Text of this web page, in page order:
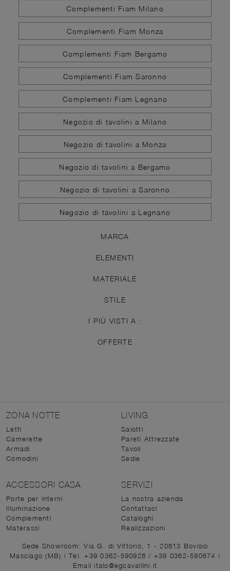
Complementi Fiam Milano
Complementi Fiam Monza
Complementi Fiam Bergamo
Complementi Fiam Saronno
Complementi Fiam Legnano
Negozio di tavolini a Milano
Negozio di tavolini a Monza
Negozio di tavolini a Bergamo
Negozio di tavolini a Saronno
Negozio di tavolini a Legnano
MARCA
ELEMENTI
MATERIALE
STILE
I PIÙ VISTI A :
OFFERTE
ZONA NOTTE
Letti
Camerette
Armadi
Comodini
LIVING
Salotti
Pareti Attrezzate
Tavoli
Sedie
ACCESSORI CASA
Porte per interni
Illuminazione
Complementi
Materassi
SERVIZI
La nostra azienda
Contattaci
Cataloghi
Realizzazioni
Sede Showroom: Via G. di Vittorio, 1 - 20813 Bovisio
Masciago (MB) | Tel. +39 0362-590928/ +39 0362-590674 |
Email italo@egcavallini.it